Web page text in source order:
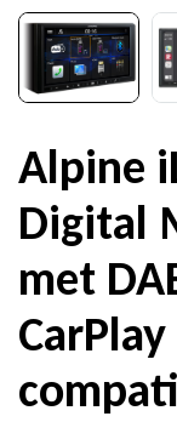
Alpine
Digital
met